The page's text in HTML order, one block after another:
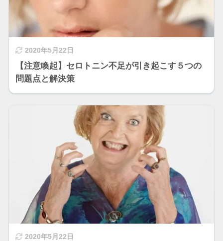
2020年5月22日
【注意喚起】セロトニン不足が引き起こす５つの
問題点と解決策
2020年5月22日